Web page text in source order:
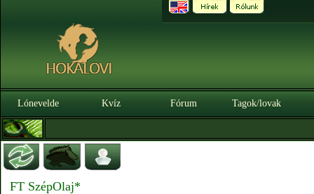
Lónevelde Kvíz Fórum Tagok/lovak
FT SzépOlaj*